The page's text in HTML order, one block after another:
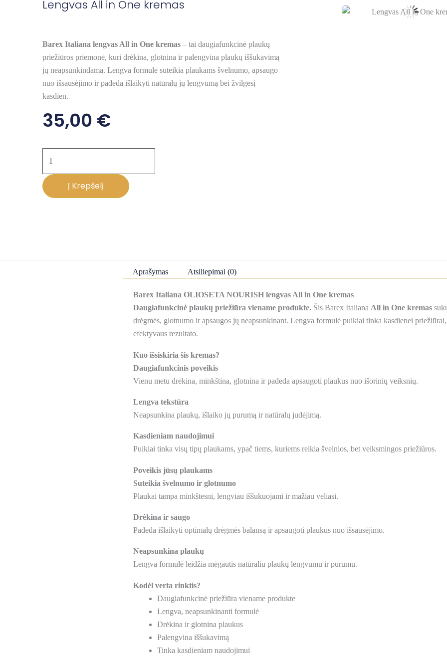
Lengvas All in One kremas
Barex Italiana lengvas All in One kremas – tai daugiafunkcinė plaukų
priežiūros priemonė, kuri drėkina, glotnina ir palengvina plaukų iššukavimą
jų neapsunkindama. Lengva formulė suteikia plaukams švelnumo, apsaugo
nuo išsausėjimo ir padeda išlaikyti natūralų jų lengvumą bei žvilgesį
kasdien.
35,00 €
Lengvas
All
Į Krepšelį
Aprašymas Atsiliepimai (0)
Barex Italiana OLIOSETA NOURISH lengvas All in One kremas
Daugiafunkcinė plaukų priežiūra viename produkte. Šis Barex Italiana All in One kremas
drėgmės, glotnumo ir apsaugos jų neapsunkinant. Lengva formulė puikiai tinka kasdienei
efektyvaus rezultato.
Kuo išsiskiria šis kremas?
Daugiafunkcinis poveikis
Vienu metu drėkina, minkština, glotnina ir padeda apsaugoti plaukus nuo išorinių veiksnių.
Lengva tekstūra
Neapsunkina plaukų, išlaiko jų purumą ir natūralų judėjimą.
Kasdieniam naudojimui
Puikiai tinka visų tipų plaukams, ypač tiems, kuriems reikia švelnios, bet veiksmingos priežiūros.
Poveikis jūsų plaukams
Suteikia švelnumo ir glotnumo
Plaukai tampa minkštesni, lengviau iššukuojami ir mažiau veliasi.
Drėkina ir saugo
Padeda išlaikyti optimalų drėgmės balansą ir apsaugoti plaukus nuo išsausėjimo.
Neapsunkina plaukų
Lengva formulė leidžia mėgautis natūraliu plaukų lengvumu ir purumu.
Kodėl verta rinktis?
Daugiafunkcinė priežiūra viename produkte
Lengva, neapsunkinanti formulė
Drėkina ir glotnina plaukus
Palengvina iššukavimą
Tinka kasdieniam naudojimui